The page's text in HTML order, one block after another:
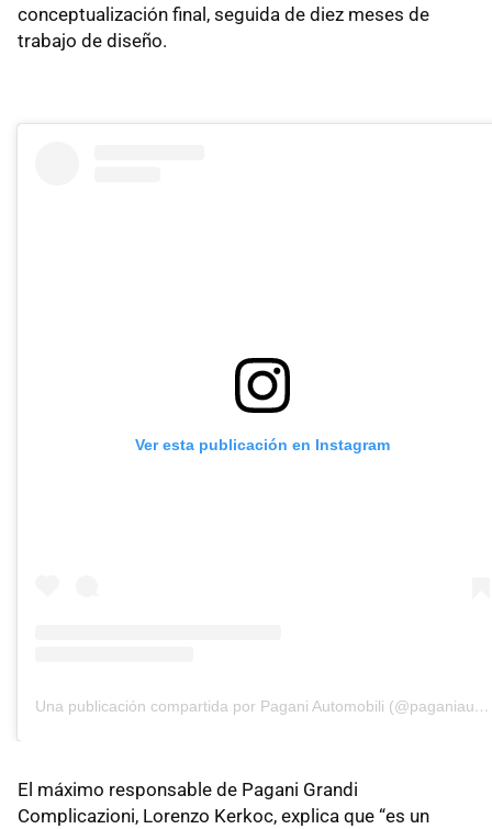
conceptualización final, seguida de diez meses de
trabajo de diseño.
Ver esta publicación en Instagram
Una publicación compartida por Pagani Automobili (@paganiautomobili)
El máximo responsable de Pagani Grandi
Complicazioni, Lorenzo Kerkoc, explica que “es un